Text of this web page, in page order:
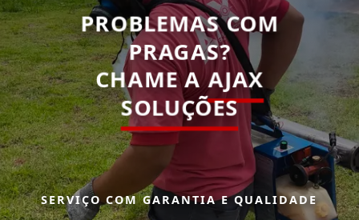
PROBLEMAS COM
PRAGAS?
CHAME AAJAX
SOLUÇÕES
SERVIÇO COM GARANTIA E QUALIDADE